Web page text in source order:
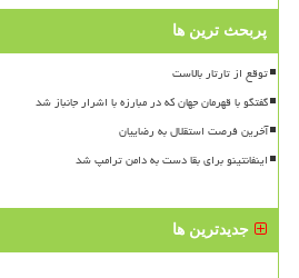
پربحث ترین ها
توقع از تارتار بالاست
گفتگو با قهرمان جهان که در مبارزه با اشرار جانباز شد
آخرین فرصت استقلال به رضاییان
اینفانتینو برای بقا دست به دامن ترامپ شد
جدیدترین ها